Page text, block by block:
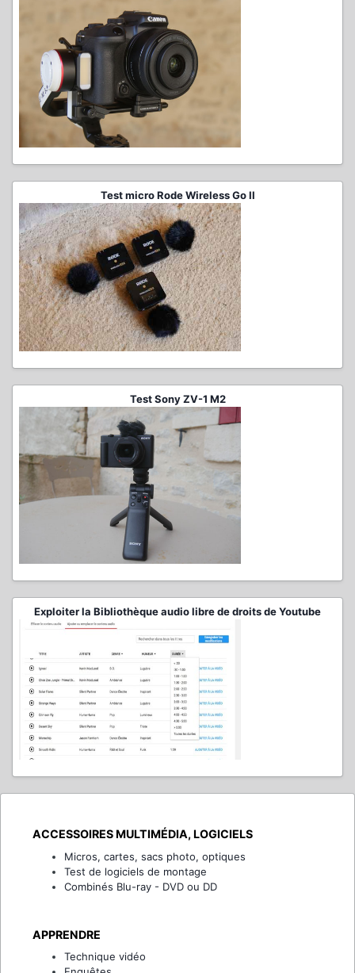
Test micro Rode Wireless Go II
Test Sony ZV-1 M2
Exploiter la Bibliothèque audio libre de droits de Youtube
ACCESSOIRES MULTIMÉDIA, LOGICIELS
Micros, cartes, sacs photo, optiques
Test de logiciels de montage
Combinés Blu-ray - DVD ou DD
APPRENDRE
Technique vidéo